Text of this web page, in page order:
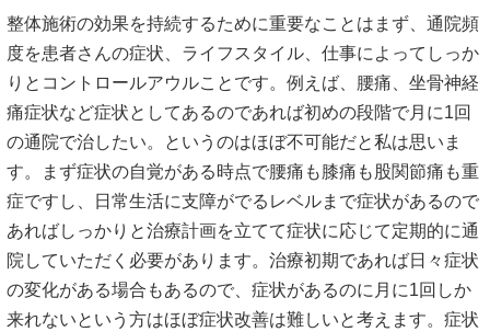
整体施術の効果を持続するために重要なことはまず、通院頻
度を患者さんの症状、ライフスタイル、仕事によってしっか
りとコントロールアウルことです。例えば、腰痛、坐骨神経
痛症状など症状としてあるのであれば初めの段階で月に1回
の通院で治したい。というのはほぼ不可能だと私は思いま
す。まず症状の自覚がある時点で腰痛も膝痛も股関節痛も重
症ですし、日常生活に支障がでるレベルまで症状があるので
あればしっかりと治療計画を立てて症状に応じて定期的に通
院していただく必要があります。治療初期であれば日々症状
の変化がある場合もあるので、症状があるのに月に1回しか
来れないという方はほぼ症状改善は難しいと考えます。症状